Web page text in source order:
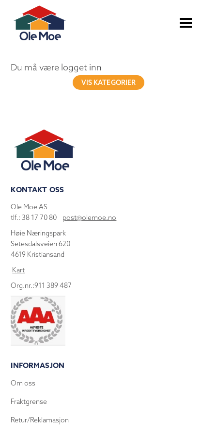
Du må være logget inn
VIS KATEGORIER
KONTAKT OSS
Ole Moe AS
tlf.: 38 17 70 80 post@olemoe.no
Høie Næringspark
Setesdalsveien 620
4619 Kristiansand
Kart
Org.nr.:911 389 487
INFORMASJON
Om oss
Fraktgrense
Retur/Reklamasjon